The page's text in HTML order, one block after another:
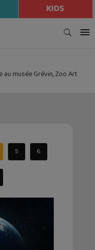
KIDS
au musée Grévin, Zoo Art
5 6